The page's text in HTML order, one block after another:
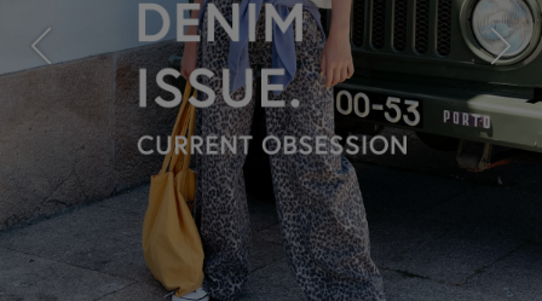
Previous Next